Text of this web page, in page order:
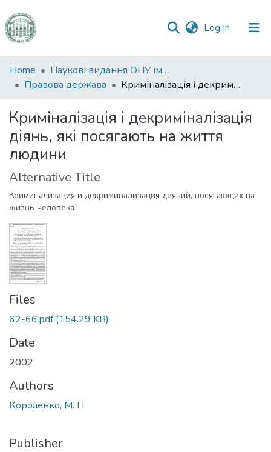
Log In (current)
Communities
&
All of DSpace
Statistics
Home
Наукові видання ОНУ імені І. І. Мечникова
Правова держава
Криміналізація і декриміналізація діянь, які посягають на життя людини
Криміналізація і декриміналізація
діянь, які посягають на життя
людини
Alternative Title
Криминализация и декриминализация деяний, посягающих на
жизнь человека
Files
62-66.pdf(154.29 KB)
Date
2002
Authors
Короленко, М. П.
Publisher